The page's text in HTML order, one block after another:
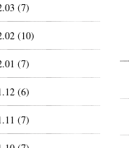
(7)
(10)
(7)
(6)
(7)